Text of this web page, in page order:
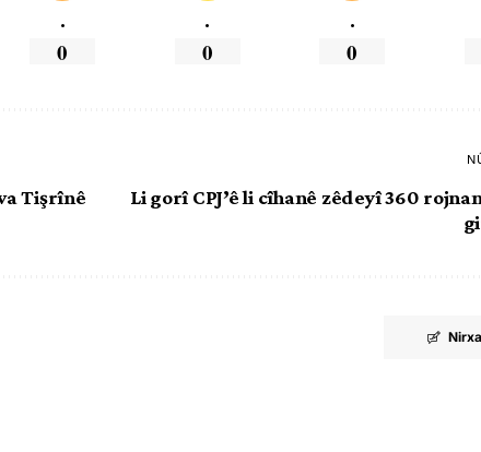
.
0
.
0
.
0
Tişrînê
Li gorî CPJ’ê li cîhanê zêdeyî 360